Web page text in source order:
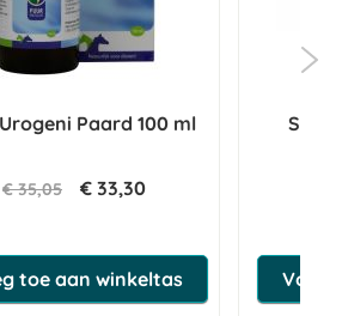
Paard 100 ml
€ 35,05 € 33,30
toe aan winkeltas Voeg